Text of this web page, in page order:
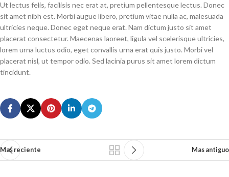
Ut lectus felis, facilisis nec erat at, pretium pellentesque lectus. Donec
sit amet nibh est. Morbi augue libero, pretium vitae nulla ac, malesuada
ultricies neque. Donec eget neque erat. Nam dictum justo sit amet
placerat consectetur. Maecenas laoreet, ligula vel scelerisque ultricies,
lorem urna luctus odio, eget convallis urna erat quis justo. Morbi vel
placerat nisl, ut tempor odio. Sed lacinia purus sit amet lorem dictum
tincidunt.
Mas reciente Mas antiguo